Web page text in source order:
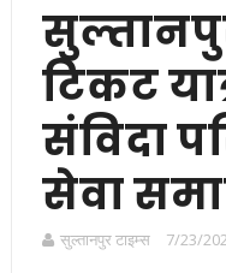
टिकट
संविदा
सेवा
सुल्तानपुर टाइम्स 7/23/